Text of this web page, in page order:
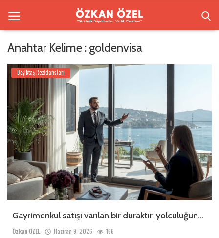
Anasayfa
Beşiktaş Rezidansları
İletişim
Bilgilendirme
Sektörel Bilgi
Galeri
Anahtar Kelime : goldenvisa
Beşiktaş Rezidansları
Gayrimenkul satışı varılan bir duraktır, yolculuğun...
Özkan ÖZEL Haziran 9, 2026 166